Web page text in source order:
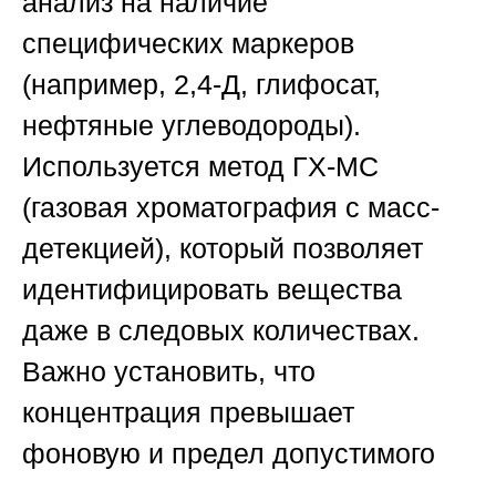
специфических маркеров
(например, 2,4-Д, глифосат,
нефтяные углеводороды).
Используется метод ГХ-МС
(газовая хроматография с масс-
детекцией), который позволяет
идентифицировать вещества
даже в следовых количествах.
Важно установить, что
концентрация превышает
фоновую и предел допустимого